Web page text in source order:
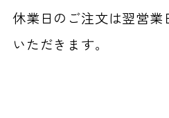
休業日のご注文は翌営業
いただきます。